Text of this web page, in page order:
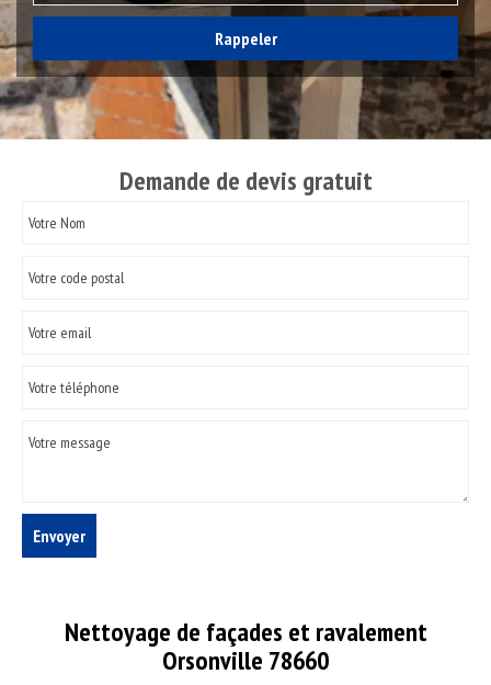
Demande de devis gratuit
Nettoyage de façades et ravalement
Orsonville 78660